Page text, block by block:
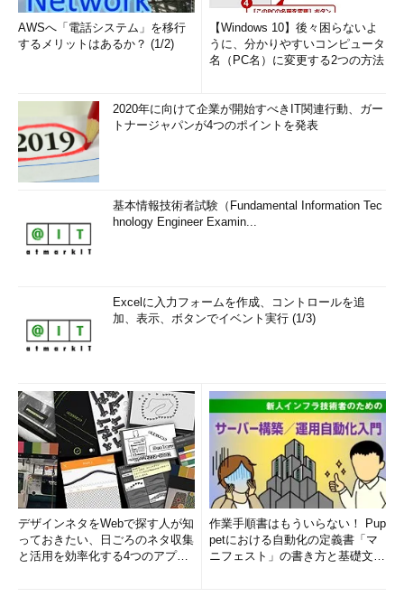
AWSへ「電話システム」を移行
するメリットはあるか？ (1/2)
【Windows 10】後々困らないよ
うに、分かりやすいコンピュータ
名（PC名）に変更する2つの方法
2020年に向けて企業が開始すべきIT関連行動、ガー
トナージャパンが4つのポイントを発表
基本情報技術者試験（Fundamental Information Tec
hnology Engineer Examin...
Excelに入力フォームを作成、コントロールを追
加、表示、ボタンでイベント実行 (1/3)
デザインネタをWebで探す人が知
っておきたい、日ごろのネタ収集
と活用を効率化する4つのアプリ
作業手順書はもういらない！ Pup
petにおける自動化の定義書「マ
ニフェスト」の書き方と基礎文法